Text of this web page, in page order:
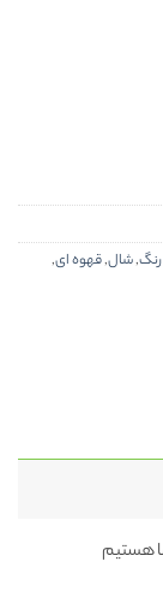
رنگ,شال,قهوه ای,